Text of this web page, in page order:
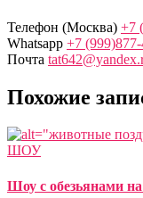
Телефон (Москва) +7
Whatsapp +7
Почта
Похожие
ШОУ
Шоу с обезьянами